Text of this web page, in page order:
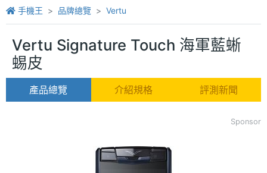
手機王 品牌總覽 Vertu
Vertu Signature Touch 海軍藍蜥
蜴皮
產品總覽 介紹規格 評測新聞
Sponsor